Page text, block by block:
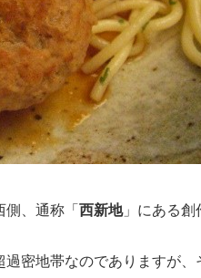
、通称「 西新地」にある創
密地帯なのでありますが